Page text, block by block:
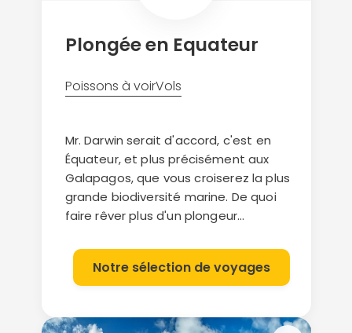
Plongée en Equateur
Poissons à voirVols
Mr. Darwin serait d'accord, c'est en
Équateur, et plus précisément aux
Galapagos, que vous croiserez la plus
grande biodiversité marine. De quoi
faire rêver plus d'un plongeur...
Notre sélection de voyages
Continuer avec Apple
ou connectez-vous par mail
Politique de